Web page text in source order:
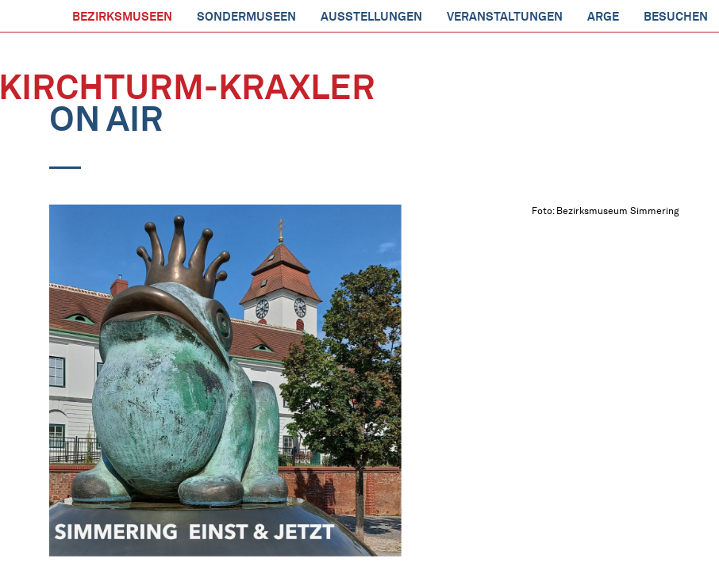
BEZIRKSMUSEEN SONDERMUSEEN AUSSTELLUNGEN VERANSTALTUNGEN ARGE BESUCHEN
KIRCHTURM-KRAXLER
ON AIR
Foto: Bezirksmuseum Simmering